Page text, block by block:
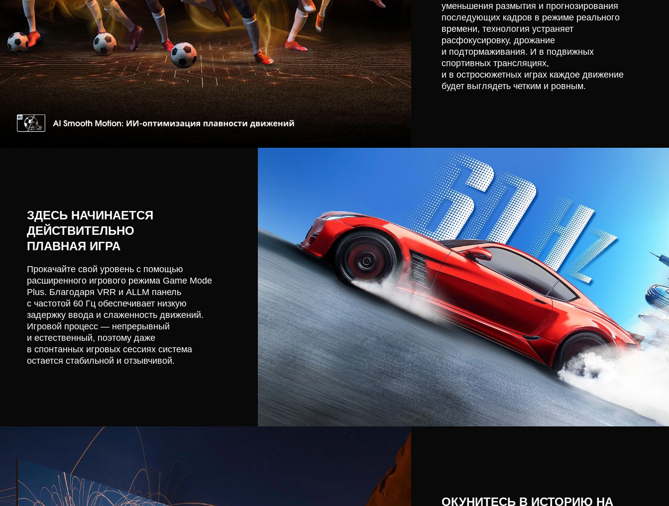
уменьшения размытия и прогнозирования
последующих кадров в режиме реального
времени, технология устраняет
расфокусировку, дрожание
и подтормаживания. И в подвижных
спортивных трансляциях,
и в остросюжетных играх каждое движение
будет выглядеть четким и ровным.
ЗДЕСЬ НАЧИНАЕТСЯ
ДЕЙСТВИТЕЛЬНО
ПЛАВНАЯ ИГРА
Прокачайте свой уровень с помощью
расширенного игрового режима Game Mode
Plus. Благодаря VRR и ALLM панель
с частотой 60 Гц обеспечивает низкую
задержку ввода и слаженность движений.
Игровой процесс — непрерывный
и естественный, поэтому даже
в спонтанных игровых сессиях система
остается стабильной и отзывчивой.
ОКУНИТЕСЬ В ИСТОРИЮ НА